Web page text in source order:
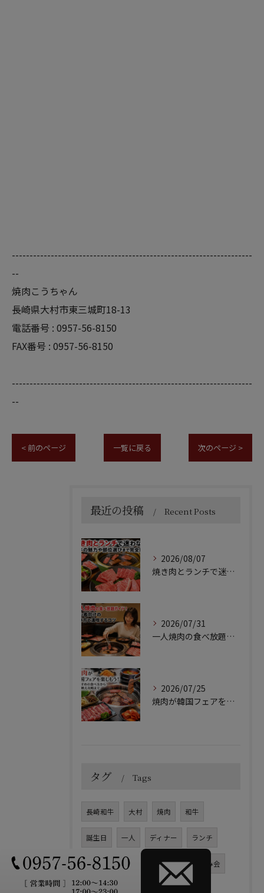
--------------------------------------------------------------------
--
焼肉こうちゃん
長崎県大村市東三城町18-13
電話番号 : 0957-56-8150
FAX番号 : 0957-56-8150
--------------------------------------------------------------------
--
< 前のページ 一覧に戻る 次のページ >
最近の投稿 Recent Posts
2026/08/07
焼き肉とランチで迷わない！和牛の魅力や部位選びまで完全解説
2026/07/31
一人焼肉の食べ放題ガイド！初心者向けの選び方と満喫するコツ
2026/07/25
焼肉が韓国フェアを楽しもう！おすすめの食べ方から写真映え攻略まで
タグ Tags
長崎和牛 大村 焼肉 和牛
誕生日 一人 ディナー ランチ
肉ケーキ 飲み放題 握り 飲み会
牛タン